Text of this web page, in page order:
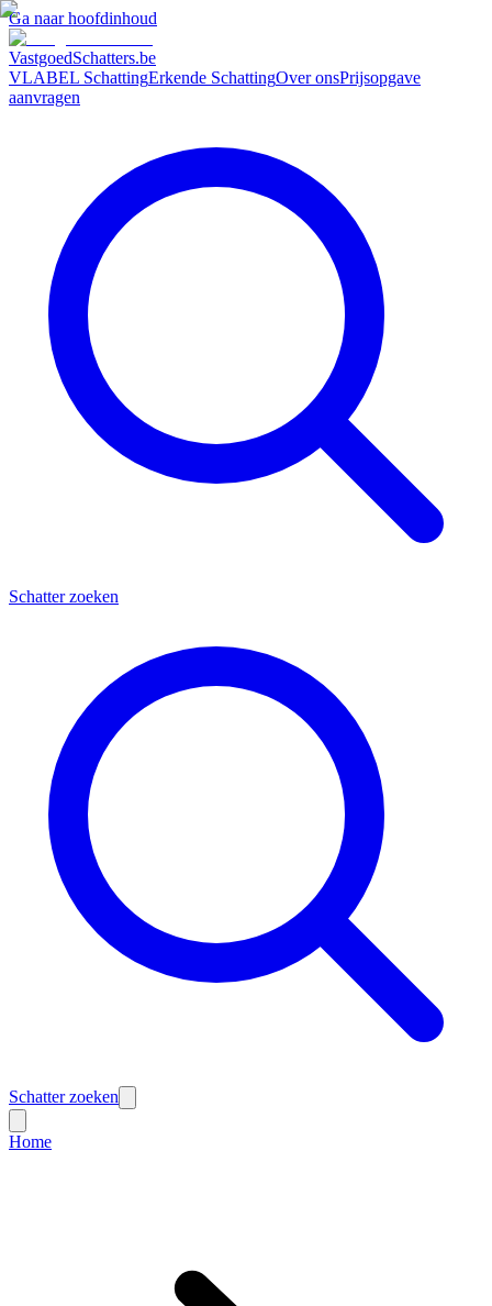
Ga naar hoofdinhoud
VastgoedSchatters.be
VLABEL SchattingErkende SchattingOver onsPrijsopgave
aanvragen
Schatter zoeken
Schatter zoeken
Home